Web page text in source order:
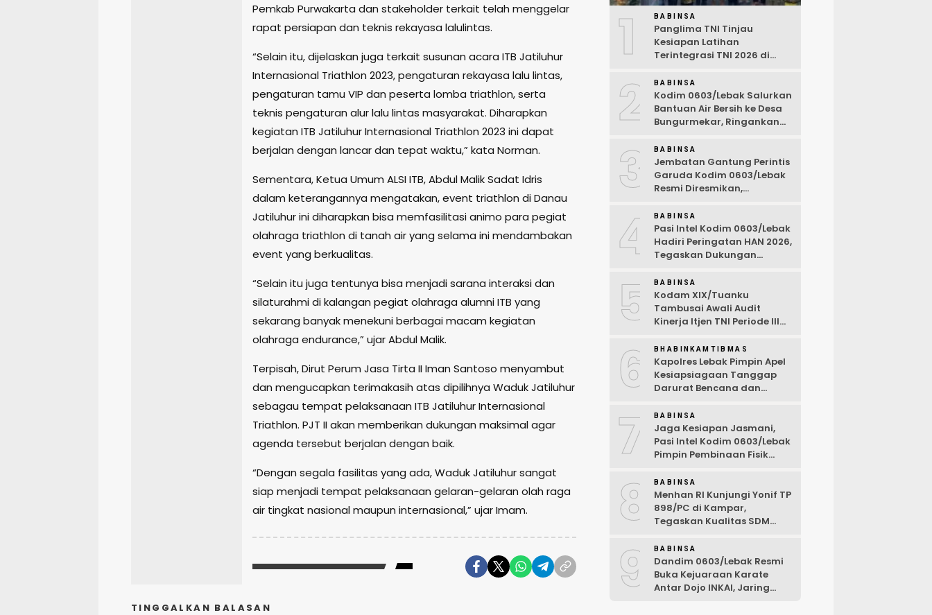
Pemkab Purwakarta dan stakeholder terkait telah menggelar
rapat persiapan dan teknis rekayasa lalulintas.
“Selain itu, dijelaskan juga terkait susunan acara ITB Jatiluhur
Internasional Triathlon 2023, pengaturan rekayasa lalu lintas,
pengaturan tamu VIP dan peserta lomba triathlon, serta
teknis pengaturan alur lalu lintas masyarakat. Diharapkan
kegiatan ITB Jatiluhur Internasional Triathlon 2023 ini dapat
berjalan dengan lancar dan tepat waktu,” kata Norman.
Sementara, Ketua Umum ALSI ITB, Abdul Malik Sadat Idris
dalam keterangannya mengatakan, event triathlon di Danau
Jatiluhur ini diharapkan bisa memfasilitasi animo para pegiat
olahraga triathlon di tanah air yang selama ini mendambakan
event yang berkualitas.
“Selain itu juga tentunya bisa menjadi sarana interaksi dan
silaturahmi di kalangan pegiat olahraga alumni ITB yang
sekarang banyak menekuni berbagai macam kegiatan
olahraga endurance,” ujar Abdul Malik.
Terpisah, Dirut Perum Jasa Tirta II Iman Santoso menyambut
dan mengucapkan terimakasih atas dipilihnya Waduk Jatiluhur
sebagau tempat pelaksanaan ITB Jatiluhur Internasional
Triathlon. PJT II akan memberikan dukungan maksimal agar
agenda tersebut berjalan dengan baik.
“Dengan segala fasilitas yang ada, Waduk Jatiluhur sangat
siap menjadi tempat pelaksanaan gelaran-gelaran olah raga
air tingkat nasional maupun internasional,” ujar Imam.
TINGGALKAN BALASAN
1 BABINSA
Panglima TNI Tinjau
Kesiapan Latihan
Terintegrasi TNI 2026 di
2 BABINSA
Kodim 0603/Lebak Salurkan
Bantuan Air Bersih ke Desa
Bungurmekar, Ringankan
Kemarau
3 BABINSA
Jembatan Gantung Perintis
Garuda Kodim 0603/Lebak
Resmi Diresmikan,
Desa Wanasalam
4 BABINSA
Pasi Intel Kodim 0603/Lebak
Hadiri Peringatan HAN 2026,
Tegaskan Dukungan
Ramah Anak
5 BABINSA
Kodam XIX/Tuanku
Tambusai Awali Audit
Kinerja Itjen TNI Periode III
6 BHABINKAMTIBMAS
Kapolres Lebak Pimpin Apel
Kesiapsiagaan Tanggap
Darurat Bencana dan
7 BABINSA
Jaga Kesiapan Jasmani,
Pasi Intel Kodim 0603/Lebak
Pimpin Pembinaan Fisik
8 BABINSA
Menhan RI Kunjungi Yonif TP
898/PC di Kampar,
Tegaskan Kualitas SDM
9 BABINSA
Dandim 0603/Lebak Resmi
Buka Kejuaraan Karate
Antar Dojo INKAI, Jaring